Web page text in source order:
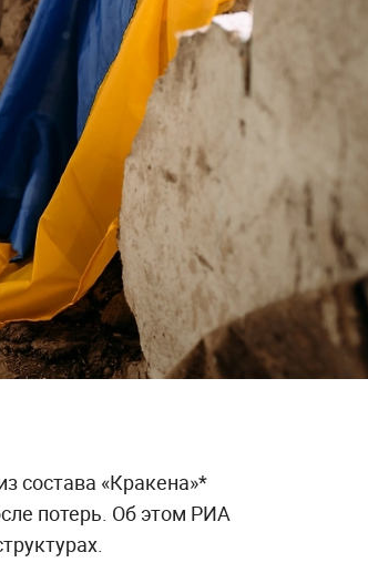
состава «Кракена»*
потерь. Об этом РИА